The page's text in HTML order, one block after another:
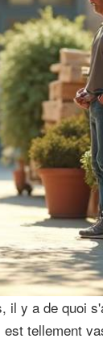
y a de quoi
tellement